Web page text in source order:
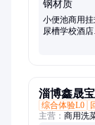
小便池商用
尿槽学校酒店
淄博鑫晟
综合体验L0
主营： 商用洗